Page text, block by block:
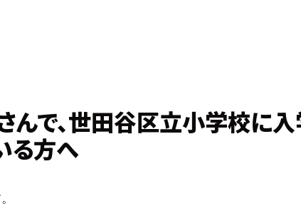
で、世田谷区立小学校に入
る方へ